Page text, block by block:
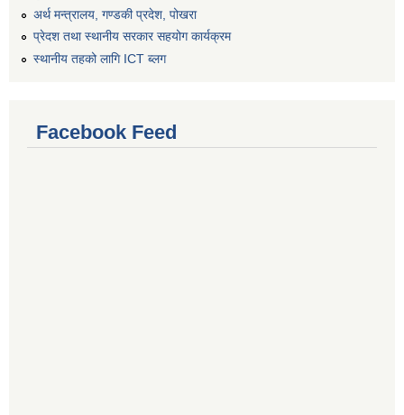
अर्थ मन्त्रालय, गण्डकी प्रदेश, पोखरा
प्रेदश तथा स्थानीय सरकार सहयोग कार्यक्रम
स्थानीय तहको लागि ICT ब्लग
Facebook Feed